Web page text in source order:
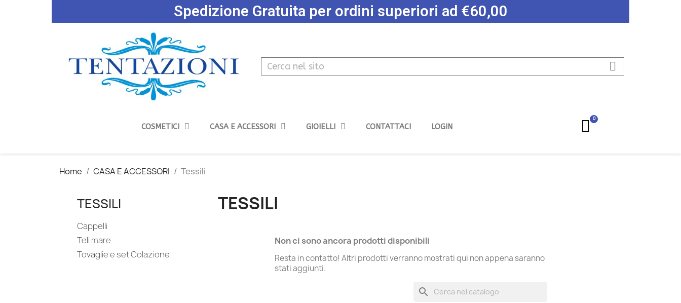
Spedizione Gratuita per ordini superiori ad €60,00
COSMETICI CASA E ACCESSORI GIOIELLI CONTATTACI LOGIN
Home CASA E ACCESSORI Tessili
TESSILI
Cappelli
Teli mare
Tovaglie e set Colazione
TESSILI
Non ci sono ancora prodotti disponibili
Resta in contatto! Altri prodotti verranno mostrati qui non appena saranno
stati aggiunti.
search